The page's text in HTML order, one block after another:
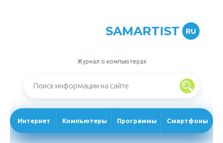
SAMARTIST RU
Журнал о компьютерах
Интернет Компьютеры Программы Смартфоны